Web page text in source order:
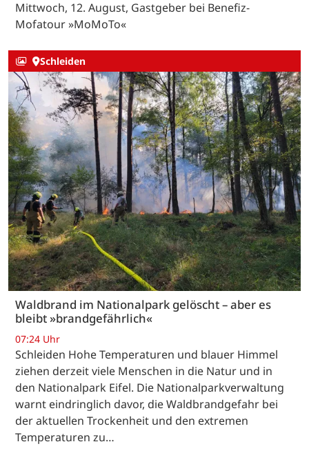
Mittwoch, 12. August, Gastgeber bei Benefiz-
Mofatour »MoMoTo«
Schleiden
Waldbrand im Nationalpark gelöscht – aber es
bleibt »brandgefährlich«
07:24 Uhr
Schleiden Hohe Temperaturen und blauer Himmel
ziehen derzeit viele Menschen in die Natur und in
den Nationalpark Eifel. Die Nationalparkverwaltung
warnt eindringlich davor, die Waldbrandgefahr bei
der aktuellen Trockenheit und den extremen
Temperaturen zu…